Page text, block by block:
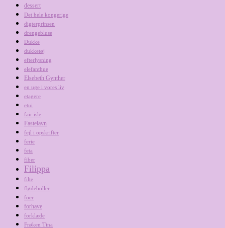
dessert
Det hele kongerige
digterprinsen
drengebluse
Dukke
dukketøj
efterlysning
elefanthue
Elsebeth Gynther
en uge i vores liv
etagere
etui
fair isle
Fastelavn
fejl i opskrifter
ferie
feta
fiber
Filippa
filte
flødeboller
foer
forhave
forklæde
Frøken Tina